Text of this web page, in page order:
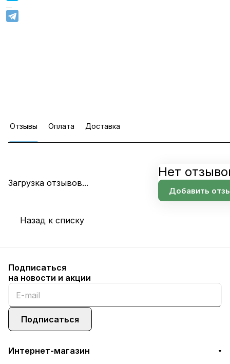
Отзывы Оплата Доставка
Загрузка отзывов...
Нет
Добавить
Назад к списку
Подписаться
на новости и акции
Подписаться
Интернет-магазин